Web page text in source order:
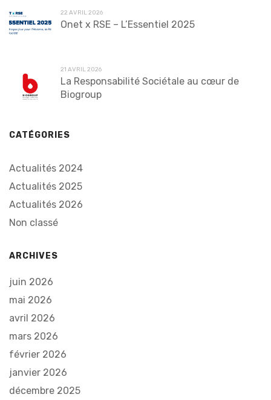
22 AVRIL 2026
Onet x RSE – L’Essentiel 2025
21 AVRIL 2026
La Responsabilité Sociétale au cœur de
Biogroup
CATÉGORIES
Actualités 2024
Actualités 2025
Actualités 2026
Non classé
ARCHIVES
juin 2026
mai 2026
avril 2026
mars 2026
février 2026
janvier 2026
décembre 2025